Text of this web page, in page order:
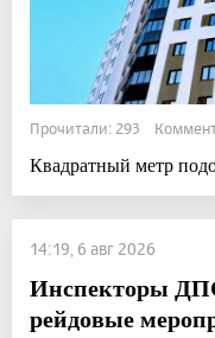
Прочитали: 293
Квадратный метр
14:19, 6 авг 2026
Инспекторы
рейдовые